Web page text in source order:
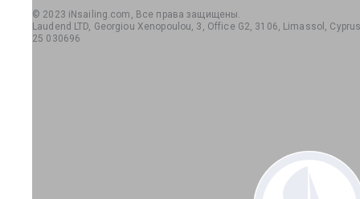
© 2023 iNsailing.com, Все права защищены.
Laudend LTD, Georgiou Xenopoulou, 3, Office G2, 3106, Limassol,
25 030696